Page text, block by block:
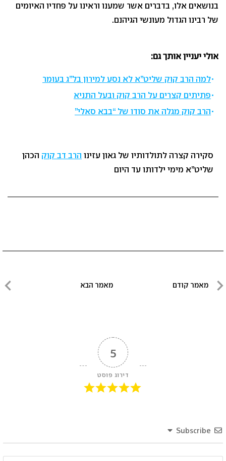
בנושאים אלו, בדברים אשר שמענו וראינו על פחדיו האיומים
של רבינו הגדול מעונשי הגיהנם.
אולי יעניין אותך גם:
למה הרב קוק שליט”א לא נסע למירון בל”ג בעומר
פתיתים קצרים על הרב קוק ובעל התניא
הרב קוק מגלה את סודו של “בבא סאלי”
סקירה קצרה לתולדותיו של גאון עזינו הרב דב קוק הכהן
שליט”א מימי ילדותו עד היום
ניווט מאמר הבא מאמר קודם
5
דירוג פוסט
Subscribe